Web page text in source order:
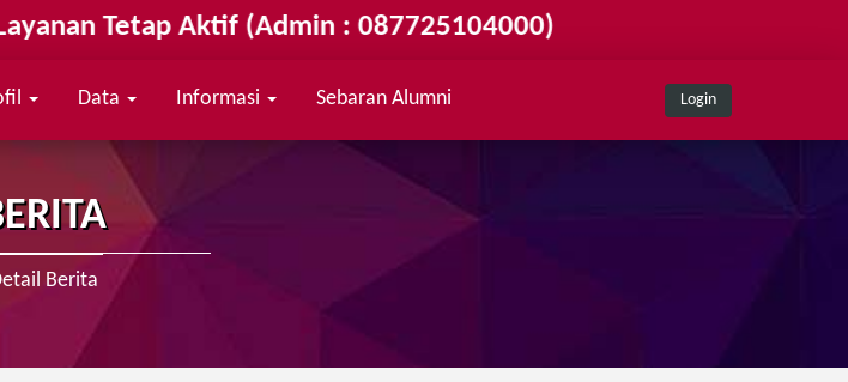
Aktif (Admin : 087725104000)
Data Informasi Sebaran Alumni Login
Berita